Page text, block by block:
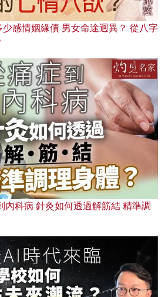
感情姻緣債 男女命途迥異？ 從八字
內科病 針灸如何透過解筋結 精準調